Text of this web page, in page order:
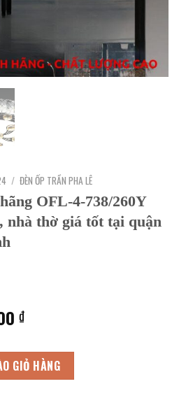
/ ĐÈN ỐP TRẦN PHA LÊ
OFL-4-738/260Y
thờ giá tốt tại quận
₫.
₫Giá
tại
là:
926.000 ₫.
4-738/260Y trang trí Gara Oto, nhà
GIỎ HÀNG